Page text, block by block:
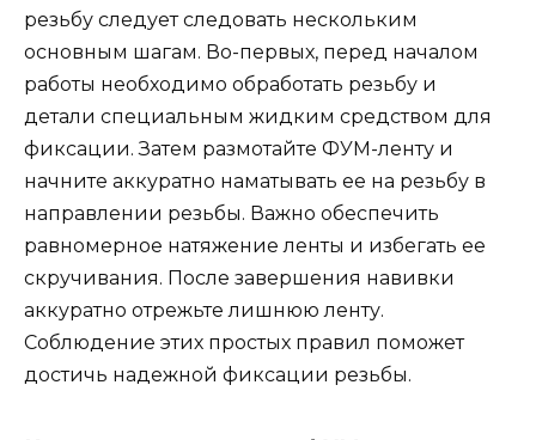
резьбу следует следовать нескольким
основным шагам. Во-первых, перед началом
работы необходимо обработать резьбу и
детали специальным жидким средством для
фиксации. Затем размотайте ФУМ-ленту и
начните аккуратно наматывать ее на резьбу в
направлении резьбы. Важно обеспечить
равномерное натяжение ленты и избегать ее
скручивания. После завершения навивки
аккуратно отрежьте лишнюю ленту.
Соблюдение этих простых правил поможет
достичь надежной фиксации резьбы.